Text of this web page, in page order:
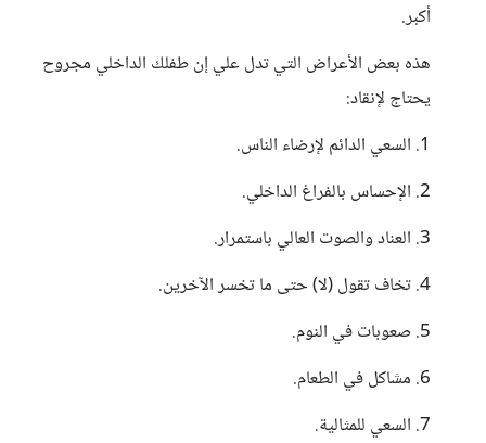
أكبر.
هذه بعض الأعراض التي تدل علي إن طفلك الداخلي مجروح
يحتاج لإنقاد:
1. السعي الدائم لإرضاء الناس.
2. الإحساس بالفراغ الداخلي.
3. العناد والصوت العالي باستمرار.
4. تخاف تقول (لا) حتى ما تخسر الآخرين.
5. صعوبات في النوم.
6. مشاكل في الطعام.
7. السعي للمثالية.